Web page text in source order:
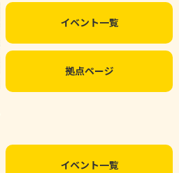
イベント一覧
拠点ページ
イベント一覧